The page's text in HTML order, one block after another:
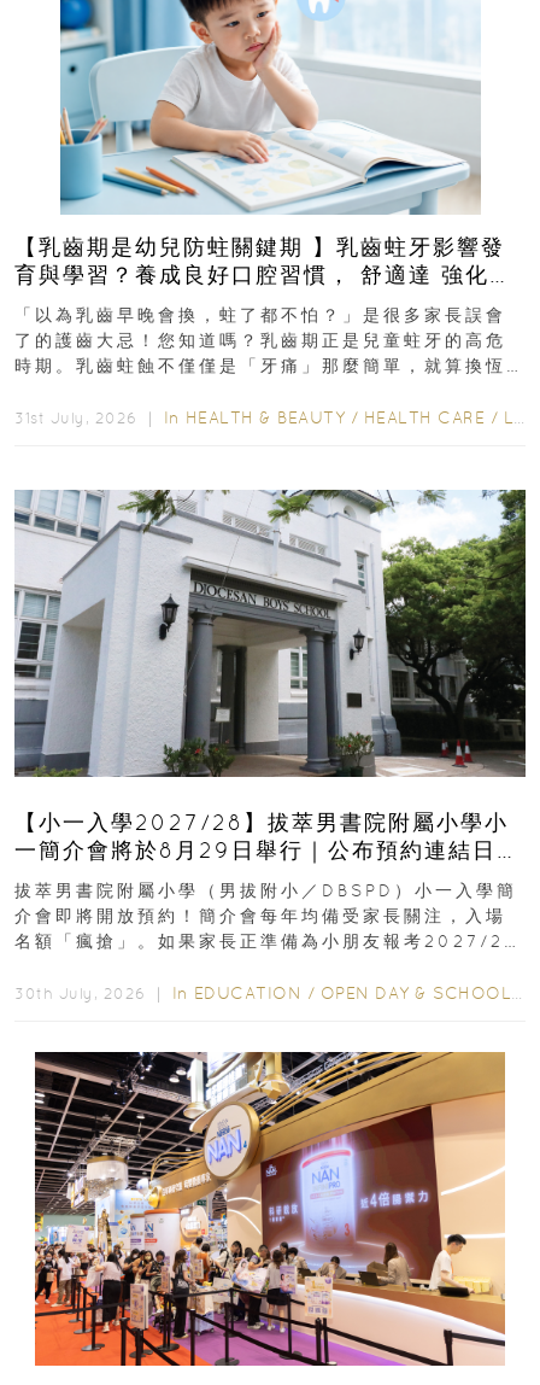
【乳齒期是幼兒防蛀關鍵期 】乳齒蛀牙影響發
育與學習？養成良好口腔習慣， 舒適達 強化琺
瑯質 兒童牙膏防護指南
「以為乳齒早晚會換，蛀了都不怕？」是很多家長誤會
了的護齒大忌！您知道嗎？乳齒期正是兒童蛀牙的高危
時期。乳齒蛀蝕不僅僅是「牙痛」那麼簡單，就算換恆
31st July, 2026 ｜ In HEALTH & BEAUTY / HEALTH CARE / LIFESTYLE
【小一入學2027/28】拔萃男書院附屬小學小
一簡介會將於8月29日舉行｜公布預約連結日期
｜更設有網上重溫
拔萃男書院附屬小學（男拔附小／DBSPD）小一入學簡
介會即將開放預約！簡介會每年均備受家長關注，入場
名額「瘋搶」。如果家長正準備為小朋友報考2027/28
30th July, 2026 ｜ In EDUCATION / OPEN DAY & SCHOOL EVENTS